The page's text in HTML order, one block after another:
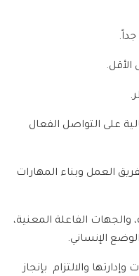
على التواصل الفعال
العمل وبناء المهارات
والجهات الفاعلة المعنية،
الإنساني.
والالتزام بإنجاز